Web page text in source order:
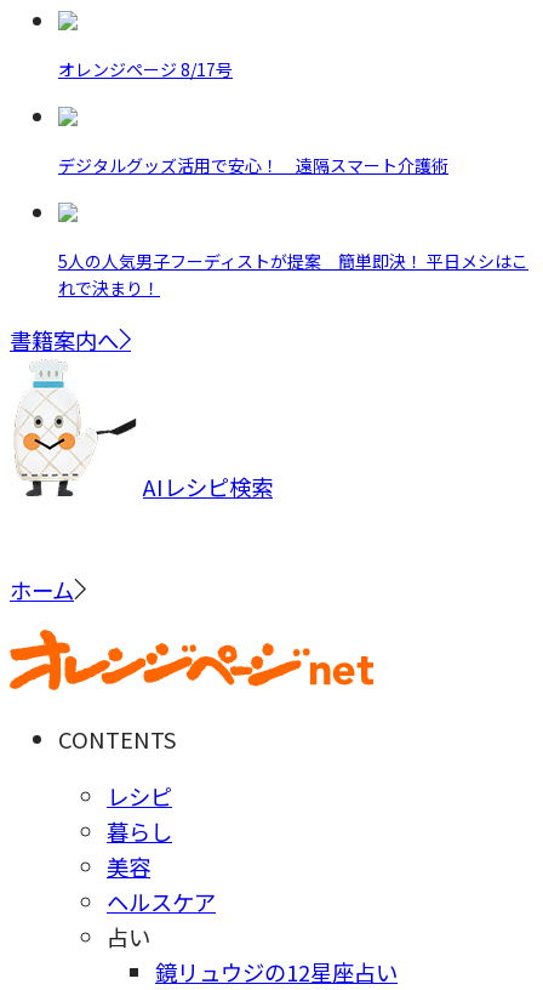
オレンジページ 8/17号
デジタルグッズ活用で安心！ 遠隔スマート介護術
5人の人気男子フーディストが提案 簡単即決！ 平日メシはこ
れで決まり！
書籍案内へ
AIレシピ検索
ホーム
CONTENTS
レシピ
暮らし
美容
ヘルスケア
占い
鏡リュウジの12星座占い